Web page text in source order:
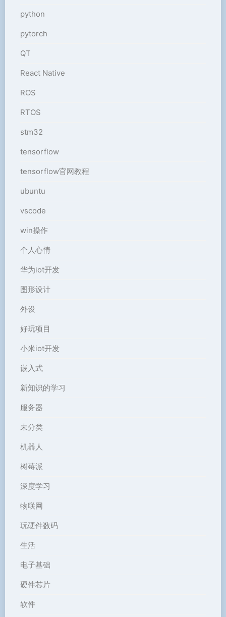
python
pytorch
QT
React Native
ROS
RTOS
stm32
tensorflow
tensorflow官网教程
ubuntu
vscode
win操作
个人心情
华为iot开发
图形设计
外设
好玩项目
小米iot开发
嵌入式
新知识的学习
服务器
未分类
机器人
树莓派
深度学习
物联网
玩硬件数码
生活
电子基础
硬件芯片
软件